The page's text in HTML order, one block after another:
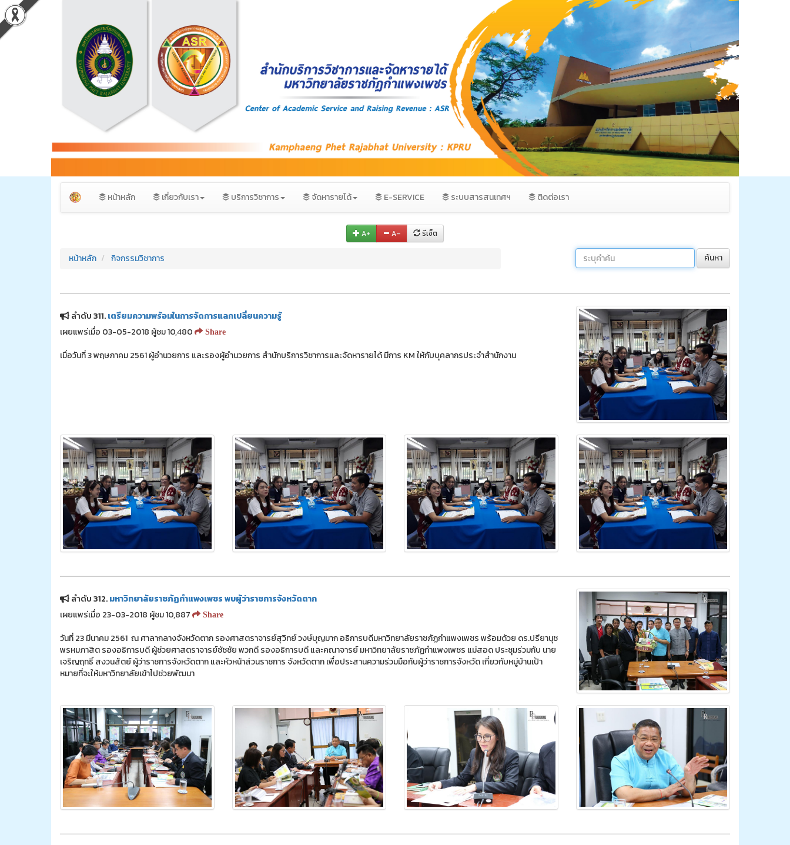
หน้าหลัก เกี่ยวกับเรา บริการวิชาการ จัดหารายได้ E-SERVICE ระบบสารสนเทศฯ ติดต่อเรา
A+ A– รีเซ็ต
หน้าหลัก กิจกรรมวิชาการ ค้นหา
ลำดับ 311.เตรียมความพร้อมในการจัดการแลกเปลี่ยนความรู้
เผยแพร่เมื่อ 03-05-2018 ผู้ชม 10,480
Share
เมื่อวันที่ 3 พฤษภาคม 2561 ผู้อำนวยการ และรองผู้อำนวยการ สำนักบริการวิชาการและจัดหารายได้ มีการ KM ให้กับบุคลากรประจำสำนักงาน
ลำดับ 312.มหาวิทยาลัยราชภัฏกำแพงเพชร พบผู้ว่าราชการจังหวัดตาก
เผยแพร่เมื่อ 23-03-2018 ผู้ชม 10,887
Share
วันที่ 23 มีนาคม 2561 ณ ศาลากลางจังหวัดตาก รองศาสตราจารย์สุวิทย์ วงษ์บุญมาก อธิการบดีมหาวิทยาลัยราชภัฏกำแพงเพชร พร้อมด้วย ดร.ปรียานุช
พรหมภาสิต รองอธิการบดี ผู้ช่วยศาสตราจารย์ชัชชัย พวกดี รองอธิการบดี และคณาจารย์ มหาวิทยาลัยราชภัฏกำแพงเพชร แม่สอด ประชุมร่วมกับ นาย
เจริญฤทธิ์ สงวนสัตย์ ผู้ว่าราชการจังหวัดตาก และหัวหน้าส่วนราชการ จังหวัดตาก เพื่อประสานความร่วมมือกับผู้ว่าราชการจังหวัด เกี่ยวกับหมู่บ้านเป้า
หมายที่จะให้มหาวิทยาลัยเข้าไปช่วยพัฒนา